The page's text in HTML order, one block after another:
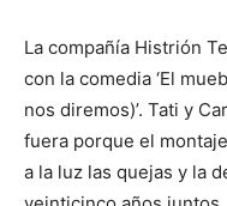
La compañía Histrión
con la comedia ‘El
nos diremos)’. Tati y
fuera porque el
a la luz las quejas y la